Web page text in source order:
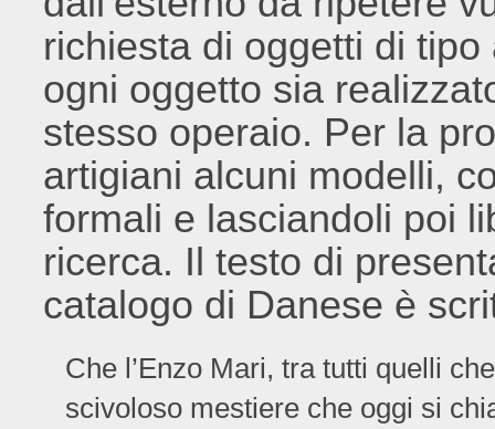
richiesta di oggetti di
ogni oggetto sia
stesso operaio. Per la
artigiani alcuni modelli,
formali e lasciandoli poi
ricerca. Il testo di
catalogo di Danese è
Che l’Enzo Mari, tra tutti quelli
scivoloso mestiere che oggi si